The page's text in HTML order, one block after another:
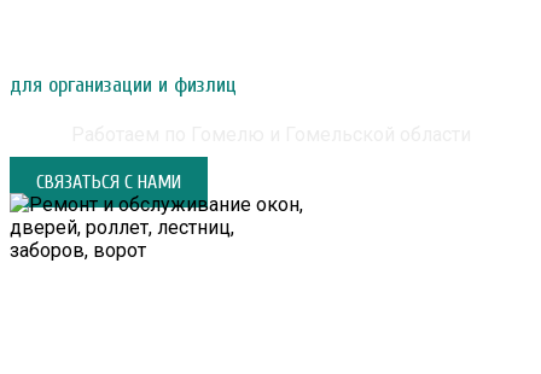
для организации и физлиц
СВЯЗАТЬСЯ С НАМИ